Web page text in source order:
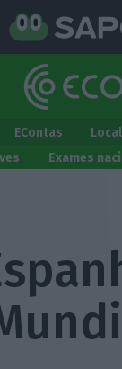
EContas
Exames